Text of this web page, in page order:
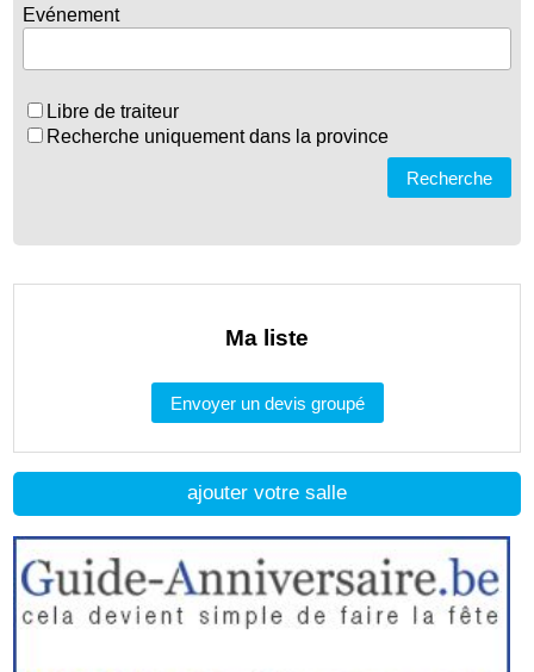
ajouter votre salle
Evénement
Libre de traiteur
Recherche uniquement dans la province
Recherche
Ma liste
Envoyer un devis groupé